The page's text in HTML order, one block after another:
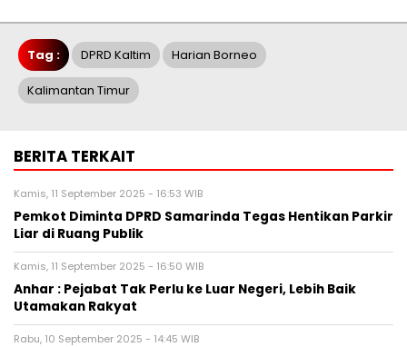
Tag : DPRD Kaltim Harian Borneo
Kalimantan Timur
BERITA TERKAIT
Kamis, 11 September 2025 - 16:53 WIB
Pemkot Diminta DPRD Samarinda Tegas Hentikan Parkir
Liar di Ruang Publik
Kamis, 11 September 2025 - 16:50 WIB
Anhar : Pejabat Tak Perlu ke Luar Negeri, Lebih Baik
Utamakan Rakyat
Rabu, 10 September 2025 - 14:45 WIB